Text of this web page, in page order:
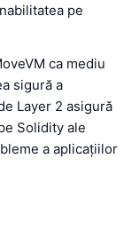
pe
ca mediu
sigură a
Layer 2 asigură
Solidity ale
a aplicațiilor